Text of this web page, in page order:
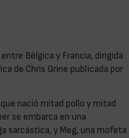
Bélgica y Francia, dirigida
de Chris Grine publicada por
nació mitad pollo y mitad
se embarca en una
sarcástica, y Meg, una mofeta